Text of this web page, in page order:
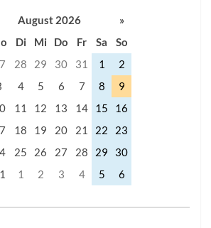
August 2026
»
Di Mi Do Fr Sa So
28 29 30 31 1 2
4 5 6 7 8 9
11 12 13 14 15 16
18 19 20 21 22 23
25 26 27 28 29 30
1 2 3 4 5 6